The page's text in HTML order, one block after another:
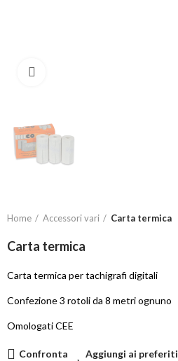
Home Accessori vari Carta termica
Carta termica
Carta termica per tachigrafi digitali
Confezione 3 rotoli da 8 metri ognuno
Omologati CEE
Confronta Aggiungi ai preferiti